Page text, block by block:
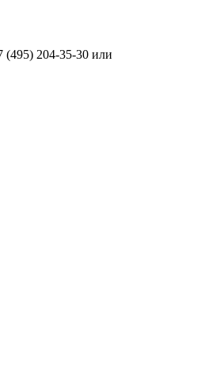
(495) 204-35-30 или